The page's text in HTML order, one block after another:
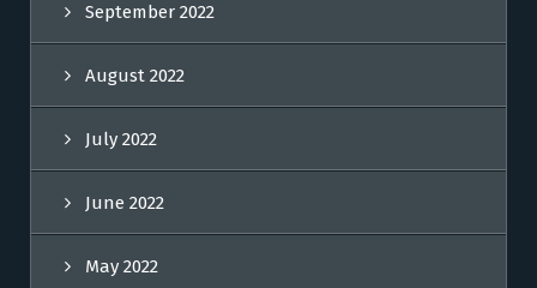
September 2022
August 2022
July 2022
June 2022
May 2022